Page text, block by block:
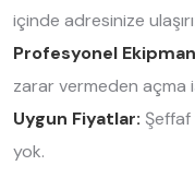
içinde adresinize
Profesyonel
zarar vermeden açma
Uygun Fiyatlar:
yok.